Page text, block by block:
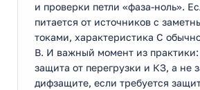
и проверки петли «фаза-ноль».
питается от источников с
токами, характеристика C
B. И важный момент из практики:
защита от перегрузки и КЗ, а не
дифзащите, если требуется